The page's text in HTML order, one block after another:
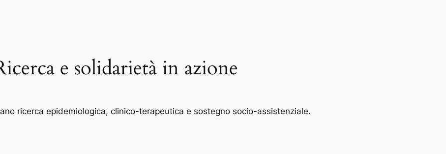
e solidarietà in azione
ricerca epidemiologica, clinico-terapeutica e sostegno socio-assistenziale.